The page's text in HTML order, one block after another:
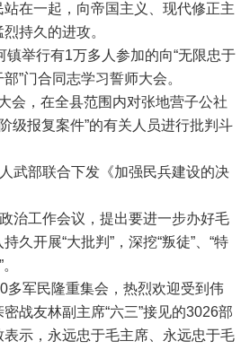
在一起，向帝国主义、现代修正主
持久的进攻。
举行有1万多人参加的向“无限忠于
”门合同志学习誓师大会。
会，在全县范围内对张地营子公社
级报复案件”的有关人员进行批判斗
武部联合下发《加强民兵建设的决
治工作会议，提出要进一步办好毛
久开展“大批判”，深挖“叛徒”、“特
多军民隆重集会，热烈欢迎受到伟
战友林副主席“六三”接见的3026部
示，永远忠于毛主席、永远忠于毛